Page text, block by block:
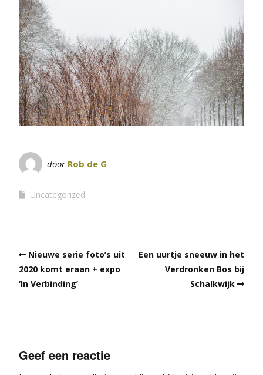
door Rob de G
Uncategorized
Nieuwe serie foto’s uit
2020 komt eraan + expo
‘In Verbinding’
Een uurtje sneeuw in het
Verdronken Bos bij
Schalkwijk
Geef een reactie